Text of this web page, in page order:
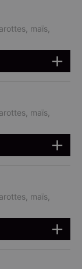
maïs,
maïs,
maïs,